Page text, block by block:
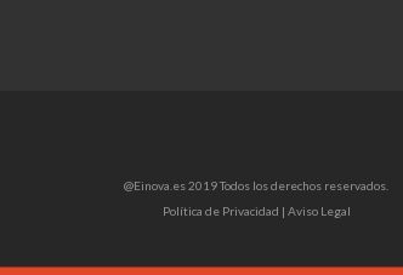
@Einova.es 2019 Todos los derechos reservados.
Política de Privacidad | Aviso Legal